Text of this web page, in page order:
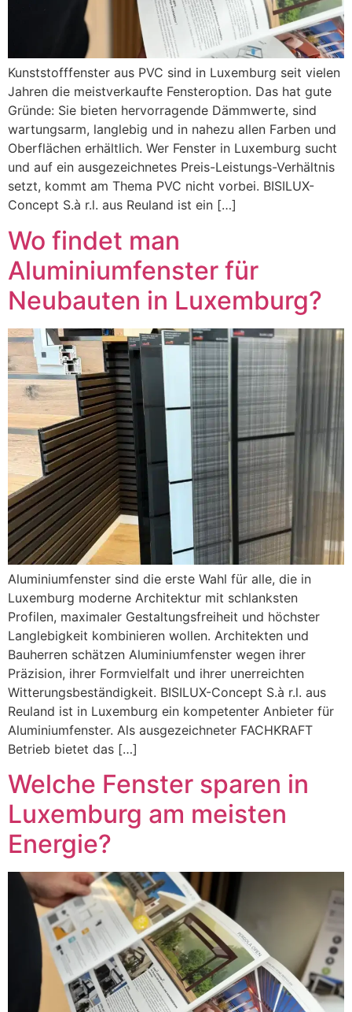
Kunststofffenster aus PVC sind in Luxemburg seit vielen
Jahren die meistverkaufte Fensteroption. Das hat gute
Gründe: Sie bieten hervorragende Dämmwerte, sind
wartungsarm, langlebig und in nahezu allen Farben und
Oberflächen erhältlich. Wer Fenster in Luxemburg sucht
und auf ein ausgezeichnetes Preis-Leistungs-Verhältnis
setzt, kommt am Thema PVC nicht vorbei. BISILUX-
Concept S.à r.l. aus Reuland ist ein […]
Wo findet man
Aluminiumfenster für
Neubauten in Luxemburg?
Aluminiumfenster sind die erste Wahl für alle, die in
Luxemburg moderne Architektur mit schlanksten
Profilen, maximaler Gestaltungsfreiheit und höchster
Langlebigkeit kombinieren wollen. Architekten und
Bauherren schätzen Aluminiumfenster wegen ihrer
Präzision, ihrer Formvielfalt und ihrer unerreichten
Witterungsbeständigkeit. BISILUX-Concept S.à r.l. aus
Reuland ist in Luxemburg ein kompetenter Anbieter für
Aluminiumfenster. Als ausgezeichneter FACHKRAFT
Betrieb bietet das […]
Welche Fenster sparen in
Luxemburg am meisten
Energie?